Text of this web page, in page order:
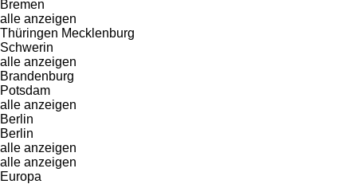
Bremen
alle anzeigen
Thüringen Mecklenburg
Schwerin
alle anzeigen
Brandenburg
Potsdam
alle anzeigen
Berlin
Berlin
alle anzeigen
alle anzeigen
Europa